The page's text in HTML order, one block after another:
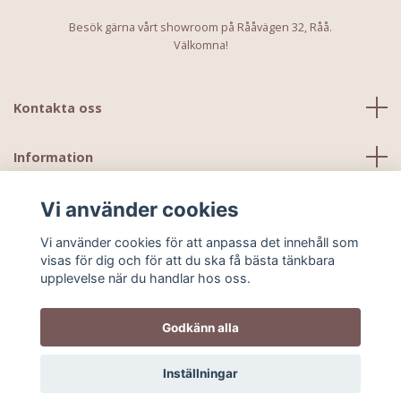
Besök gärna vårt showroom på Rååvägen 32, Råå.
Välkomna!
Kontakta oss
Information
© 2026 Kids Ministudio
Vi använder cookies
Vi använder cookies för att anpassa det innehåll som
visas för dig och för att du ska få bästa tänkbara
upplevelse när du handlar hos oss.
Godkänn alla
Inställningar